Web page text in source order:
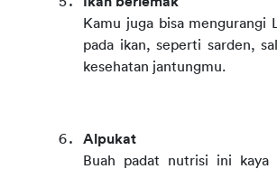
Kamu juga bisa mengurangi
pada ikan, seperti sarden,
kesehatan jantungmu.
Alpukat
Buah padat nutrisi ini